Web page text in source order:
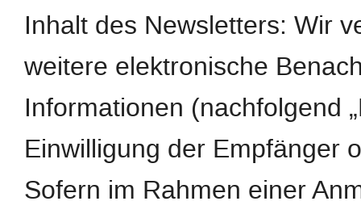
Inhalt des Newsletters: Wir
weitere elektronische
Informationen (nachfolgend
Einwilligung der Empfänger
Sofern im Rahmen einer